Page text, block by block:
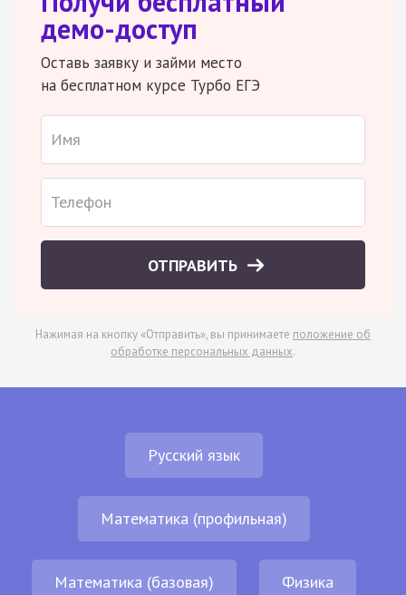
демо-доступ
Оставь заявку и займи место
на бесплатном курсе Турбо ЕГЭ
ОТПРАВИТЬ
Нажимая на кнопку «Отправить», вы принимаете положение об
обработке персональных данных.
Русский язык
Математика (профильная)
Математика (базовая) Физика